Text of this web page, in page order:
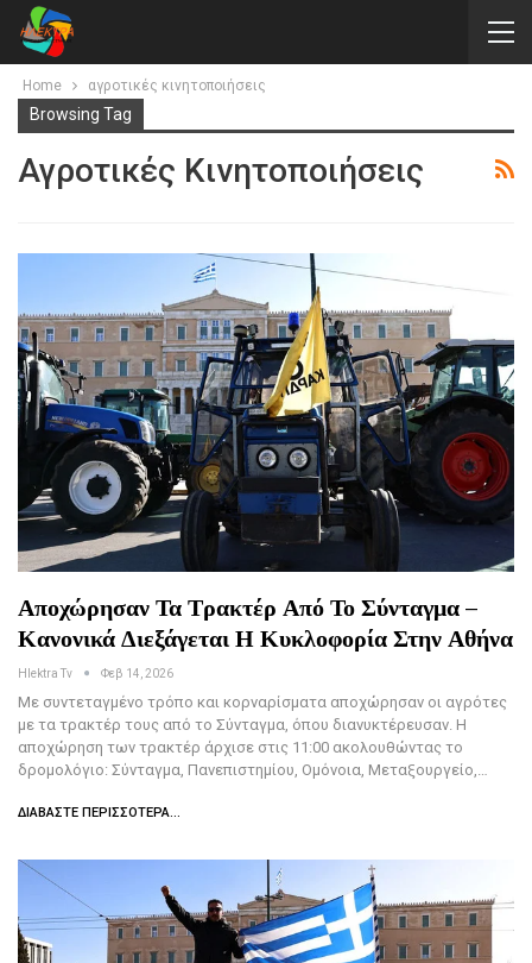
Home αγροτικές κινητοποιήσεις
Browsing Tag
Αγροτικές Κινητοποιήσεις
Αποχώρησαν Τα Τρακτέρ Από Το Σύνταγμα –
Κανονικά Διεξάγεται Η Κυκλοφορία Στην Αθήνα
Hlektra Tv Φεβ 14, 2026
Με συντεταγμένο τρόπο και κορναρίσματα αποχώρησαν οι αγρότες
με τα τρακτέρ τους από το Σύνταγμα, όπου διανυκτέρευσαν. Η
αποχώρηση των τρακτέρ άρχισε στις 11:00 ακολουθώντας το
δρομολόγιο: Σύνταγμα, Πανεπιστημίου, Ομόνοια, Μεταξουργείο,…
ΔΙΑΒΆΣΤΕ ΠΕΡΙΣΣΌΤΕΡΑ...